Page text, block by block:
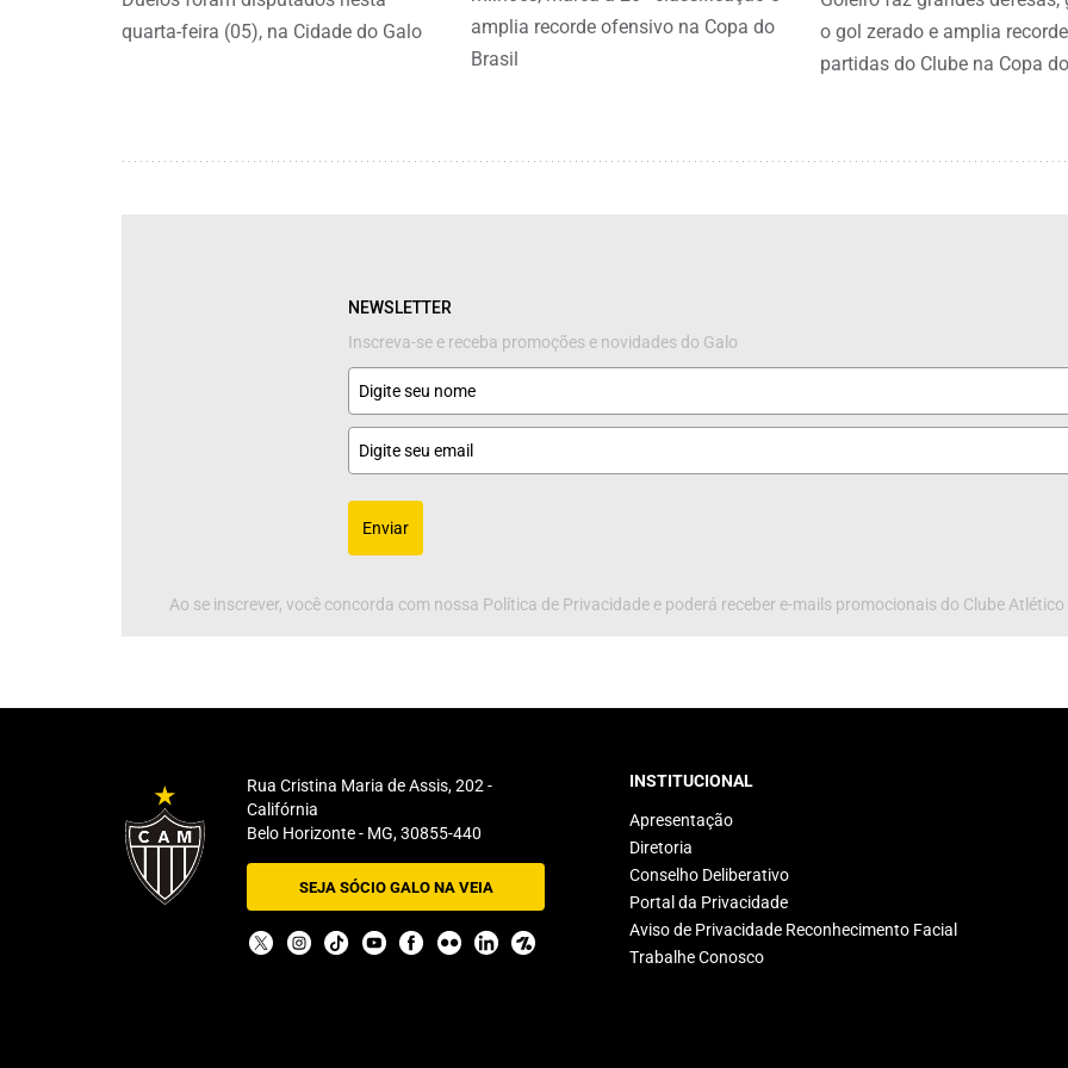
quarta-feira (05), na Cidade do Galo
amplia recorde ofensivo na Copa do
Brasil
o gol zerado e amplia
partidas do Clube na Copa
NEWSLETTER
Inscreva-se e receba promoções e novidades do Galo
Enviar
Ao se inscrever, você concorda com nossa Política de Privacidade e poderá receber e-mails promocionais do Clube Atlético
Rua Cristina Maria de Assis, 202 -
Califórnia
Belo Horizonte - MG, 30855-440
SEJA SÓCIO GALO NA VEIA
INSTITUCIONAL
Apresentação
Diretoria
Conselho Deliberativo
Portal da Privacidade
Aviso de Privacidade Reconhecimento Facial
Trabalhe Conosco